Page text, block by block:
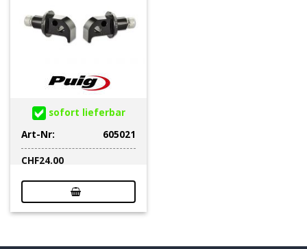
sofort lieferbar
Art-Nr:
605021
CHF24.00